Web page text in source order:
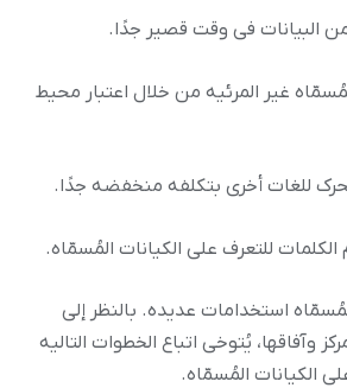
البیانات فی وقت قصیر جدًا.
غیر المرئیه من خلال اعتبار محیط
للغات أخرى بتکلفه منخفضه جدًا.
الکلمات للتعرف على الکیانات المُسمّاه.
استخدامات عدیده. بالنظر إلى
وآفاقها، یُتوخى اتباع الخطوات التالیه
الکیانات المُسمّاه.